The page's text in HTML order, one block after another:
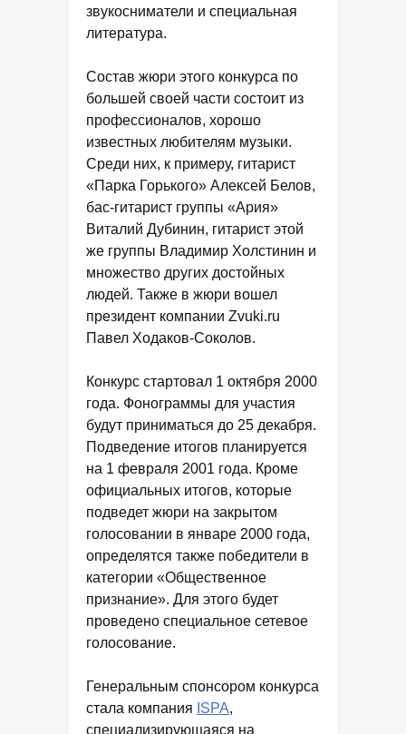
звукосниматели и специальная
литература.
Состав жюри этого конкурса по
большей своей части состоит из
профессионалов, хорошо
известных любителям музыки.
Среди них, к примеру, гитарист
«Парка Горького» Алексей Белов,
бас-гитарист группы «Ария»
Виталий Дубинин, гитарист этой
же группы Владимир Холстинин и
множество других достойных
людей. Также в жюри вошел
президент компании Zvuki.ru
Павел Ходаков-Соколов.
Конкурс стартовал 1 октября 2000
года. Фонограммы для участия
будут приниматься до 25 декабря.
Подведение итогов планируется
на 1 февраля 2001 года. Кроме
официальных итогов, которые
подведет жюри на закрытом
голосовании в январе 2000 года,
определятся также победители в
категории «Общественное
признание». Для этого будет
проведено специальное сетевое
голосование.
Генеральным спонсором конкурса
стала компания ISPA,
специализирующаяся на